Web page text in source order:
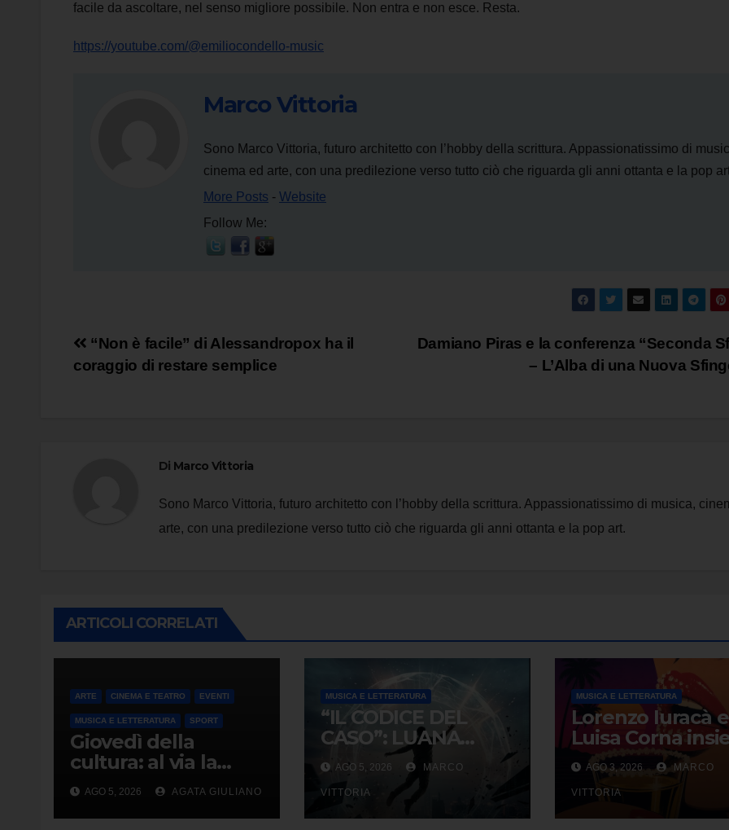
facile da ascoltare, nel senso migliore possibile. Non entra e non esce. Resta.
https://youtube.com/@emiliocondello-music
Marco Vittoria
Sono Marco Vittoria, futuro architetto con l’hobby della scrittura. Appassionatissimo di
cinema ed arte, con una predilezione verso tutto ciò che riguarda gli anni ottanta e la pop
More Posts - Website
Follow Me:
Navigazione
articoli
Damiano Piras e la conferenza “Seconda
– L’Alba di una Nuova
“Non è facile” di Alessandropox ha il
coraggio di restare semplice
Di Marco Vittoria
Sono Marco Vittoria, futuro architetto con l’hobby della scrittura. Appassionatissimo di musica,
arte, con una predilezione verso tutto ciò che riguarda gli anni ottanta e la pop art.
ARTICOLI CORRELATI
ARTE CINEMA E TEATRO EVENTI
MUSICA E LETTERATURA SPORT
Giovedì della
cultura: al via la
nuova stagione con
29 appuntamenti
da ottobre a
AGO 5, 2026 AGATA GIULIANO
MUSICA E LETTERATURA
“IL CODICE DEL
CASO”: LUANA
RODRIQUEZ
ESORDISCE CON UN
THRILLER SUL
CONFINE TRA
AGO 5, 2026 MARCO
VITTORIA
MUSICA E LETTERATURA
Lorenzo Iuracà e
Luisa Corna
per “80
una canzone
sospesa tra
desiderio e
AGO 3, 2026 MARCO
VITTORIA